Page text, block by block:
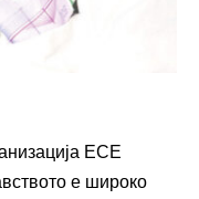
ЕСЕ
е широко